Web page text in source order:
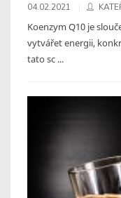
04.02.2021
Koenzym Q10 je
vytvářet energii,
tato sc ...